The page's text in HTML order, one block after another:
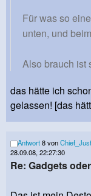
Für was so
unten, und
Also brauch ist
das hätte ich
gelassen! [das
Antwort8 von
28.09.08, 22:27:30
Re: Gadgets